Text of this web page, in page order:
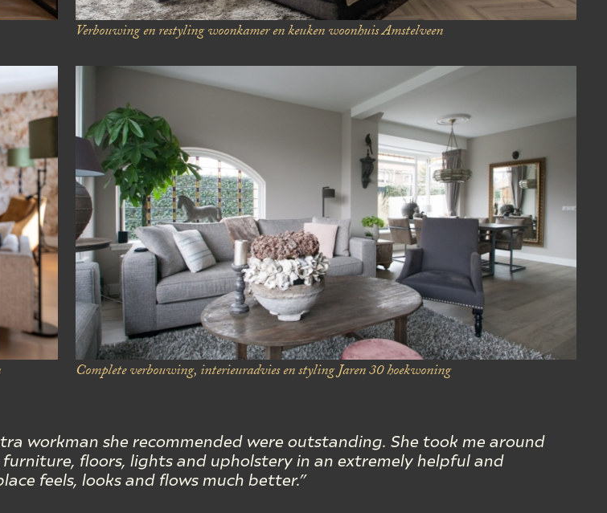
Verbouwing en restylingwoonkamer en keuken woonhuis Amstelveen
Complete verbouwing, interieuradvies en stylingJaren 30 hoekwoning
workman she recommended were outstanding. Shetook me around
floors, lights and upholstery in an extremely helpful and
feels, looks and flows much better.”